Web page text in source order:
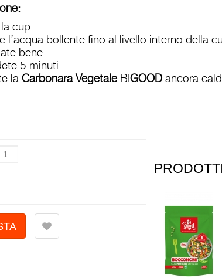
cup
l’acqua bollente fino al livello interno della
bene.
5 minuti
la Carbonara VegetaleBIGOOD ancora